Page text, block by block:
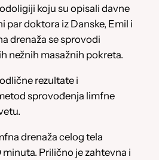
koju su opisali davne
par doktora iz Danske, Emil i
drenaža se sprovodi
nežnih masažnih pokreta.
rezultate i
sprovođenja limfne
drenaža celog tela
Prilično je zahtevna i